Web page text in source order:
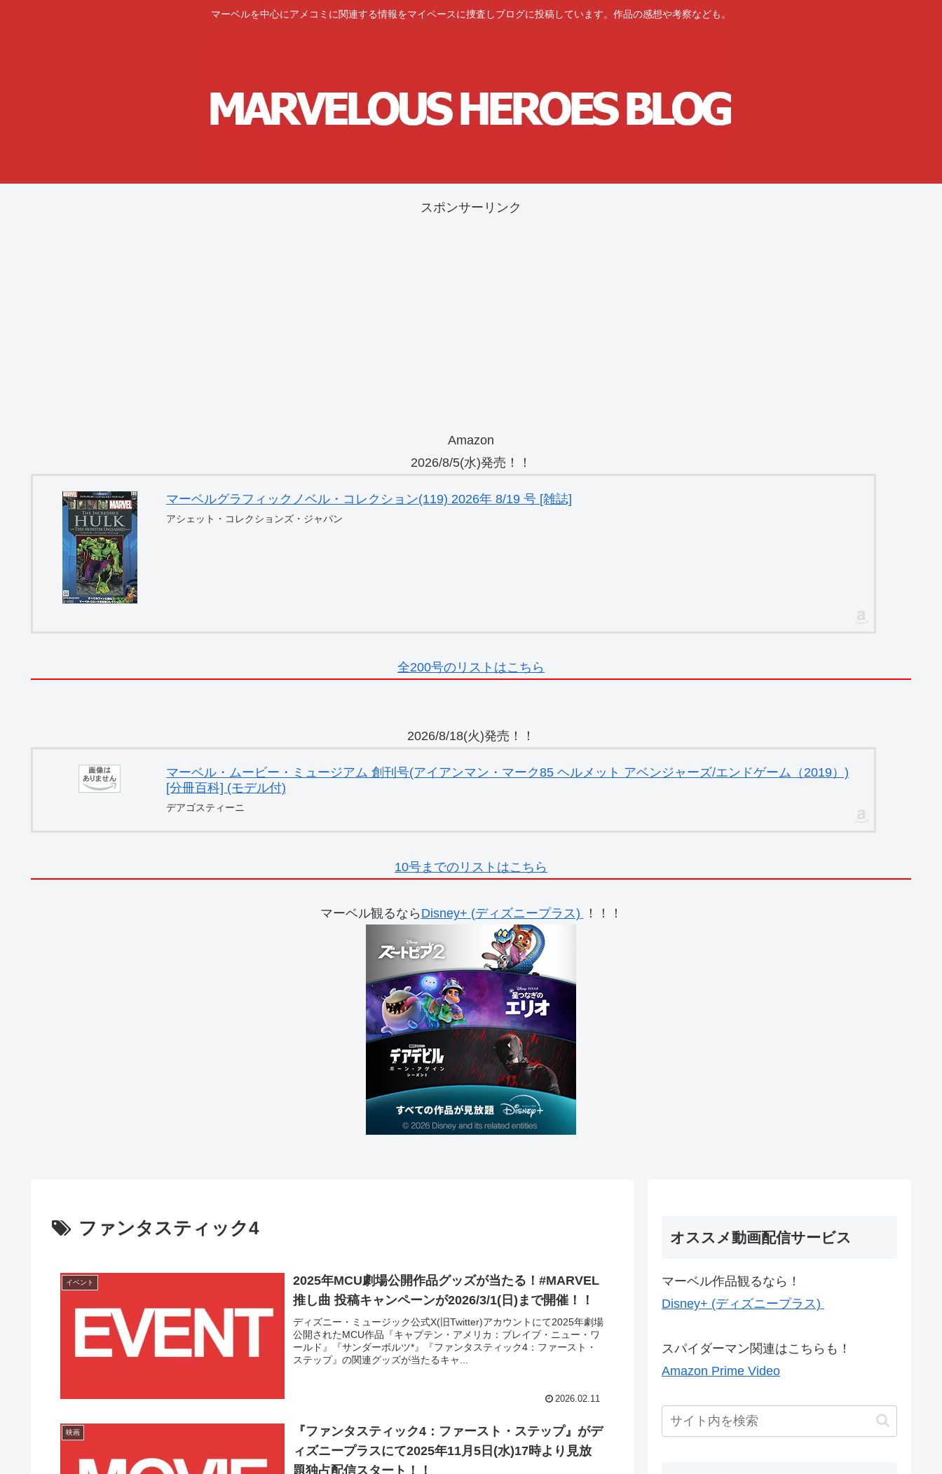
マーベルを中心にアメコミに関連する情報をマイペースに捜査しブログに投稿しています。作品の感想や考察なども。
スポンサーリンク
Amazon
2026/8/5(水)発売！！
マーベルグラフィックノベル・コレクション(119) 2026年 8/19 号 [雑誌]
アシェット・コレクションズ・ジャパン
全200号のリストはこちら
2026/8/18(火)発売！！
マーベル・ムービー・ミュージアム 創刊号(アイアンマン・マーク85 ヘルメット アベンジャーズ/エンドゲーム（2019）)
[分冊百科] (モデル付)
デアゴスティーニ
10号までのリストはこちら
マーベル観るなら Disney+ (ディズニープラス) ！！！
ファンタスティック4
イベント
2025年MCU劇場公開作品グッズが当たる！#MARVEL
推し曲 投稿キャンペーンが2026/3/1(日)まで開催！！
ディズニー・ミュージック公式X(旧Twitter)アカウントにて2025年劇場
公開されたMCU作品『キャプテン・アメリカ：ブレイブ・ニュー・ワ
ールド』『サンダーボルツ*』『ファンタスティック4：ファースト・
ステップ』の関連グッズが当たるキャ...
2026.02.11
映画
『ファンタスティック4：ファースト・ステップ』がデ
ィズニープラスにて2025年11月5日(水)17時より見放
題独占配信スタート！！
オススメ動画配信サービス
マーベル作品観るなら！
Disney+ (ディズニープラス)
スパイダーマン関連はこちらも！
Amazon Prime Video